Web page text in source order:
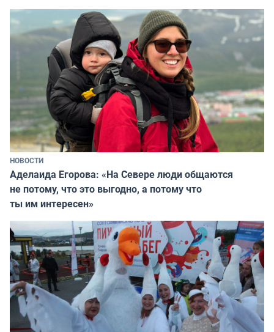
НОВОСТИ
Аделаида Егорова: «На Севере люди общаются
не потому, что это выгодно, а потому что
ты им интересен»